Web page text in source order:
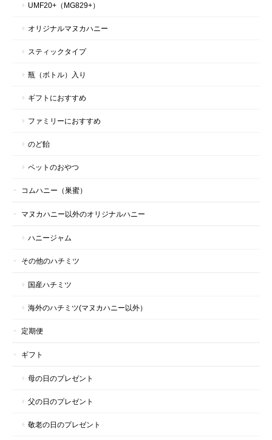
UMF20+（MG829+）
オリジナルマヌカハニー
スティックタイプ
瓶（ボトル）入り
ギフトにおすすめ
ファミリーにおすすめ
のど飴
ペットのおやつ
コムハニー（巣蜜）
マヌカハニー以外のオリジナルハニー
ハニージャム
その他のハチミツ
国産ハチミツ
海外のハチミツ(マヌカハニー以外）
定期便
ギフト
母の日のプレゼント
父の日のプレゼント
敬老の日のプレゼント